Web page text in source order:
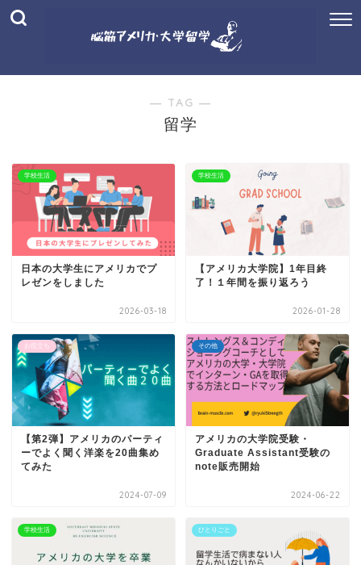
― TAG ―
留学
学校生活
日本の大学生にアメリカでプ
レゼンをしました
2026-03-18
学校生活
【アメリカ大学院】1年目終
了！１年間を振り返ろう
2026-01-28
お役立ち
【第2弾】アメリカのパーティ
ーでよく聞く洋楽を20曲集め
てみた
2024-07-09
その他
アメリカの大学院受験・
Graduate Assistant受験の
note販売開始
2024-06-22
学校生活 ひとりごと